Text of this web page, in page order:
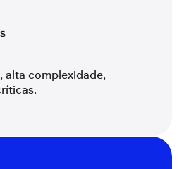
alta complexidade,